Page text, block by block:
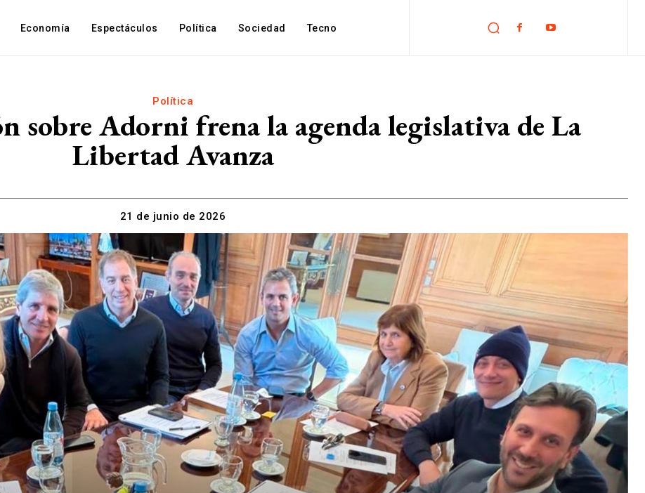
Economía Espectáculos Política Sociedad Tecno
Política
sobre Adorni frena la agenda legislativa de La
Libertad Avanza
21 de junio de 2026